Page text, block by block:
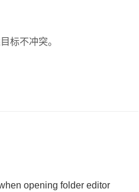
标不冲突。
opening folder editor